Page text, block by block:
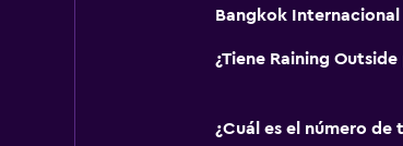
Bangkok Internacional
¿Tiene Raining Outside
¿Cuál es el número de